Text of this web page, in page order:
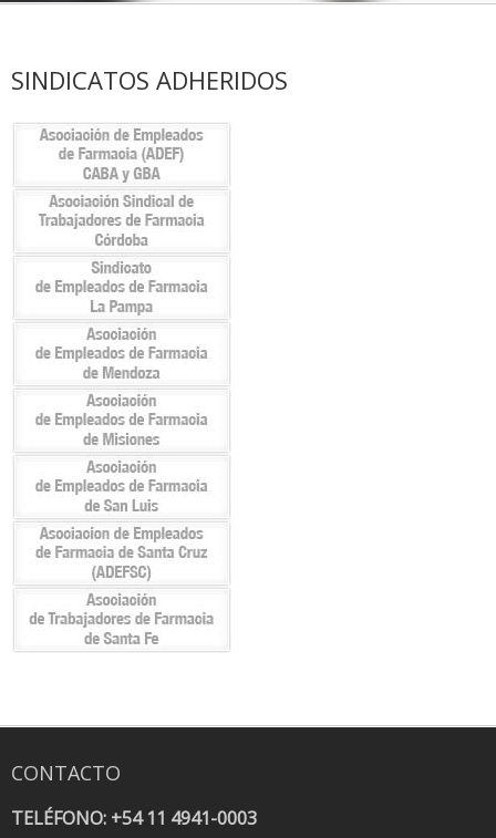
SINDICATOS ADHERIDOS
CONTACTO
TELÉFONO: +54 11 4941-0003